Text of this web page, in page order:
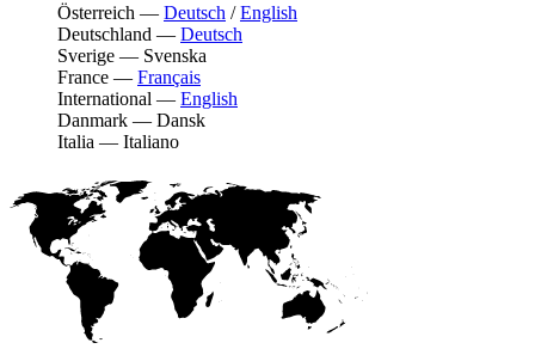
Österreich — Deutsch /English
Deutschland — Deutsch
Sverige — Svenska
France — Français
International — English
Danmark — Dansk
Italia — Italiano